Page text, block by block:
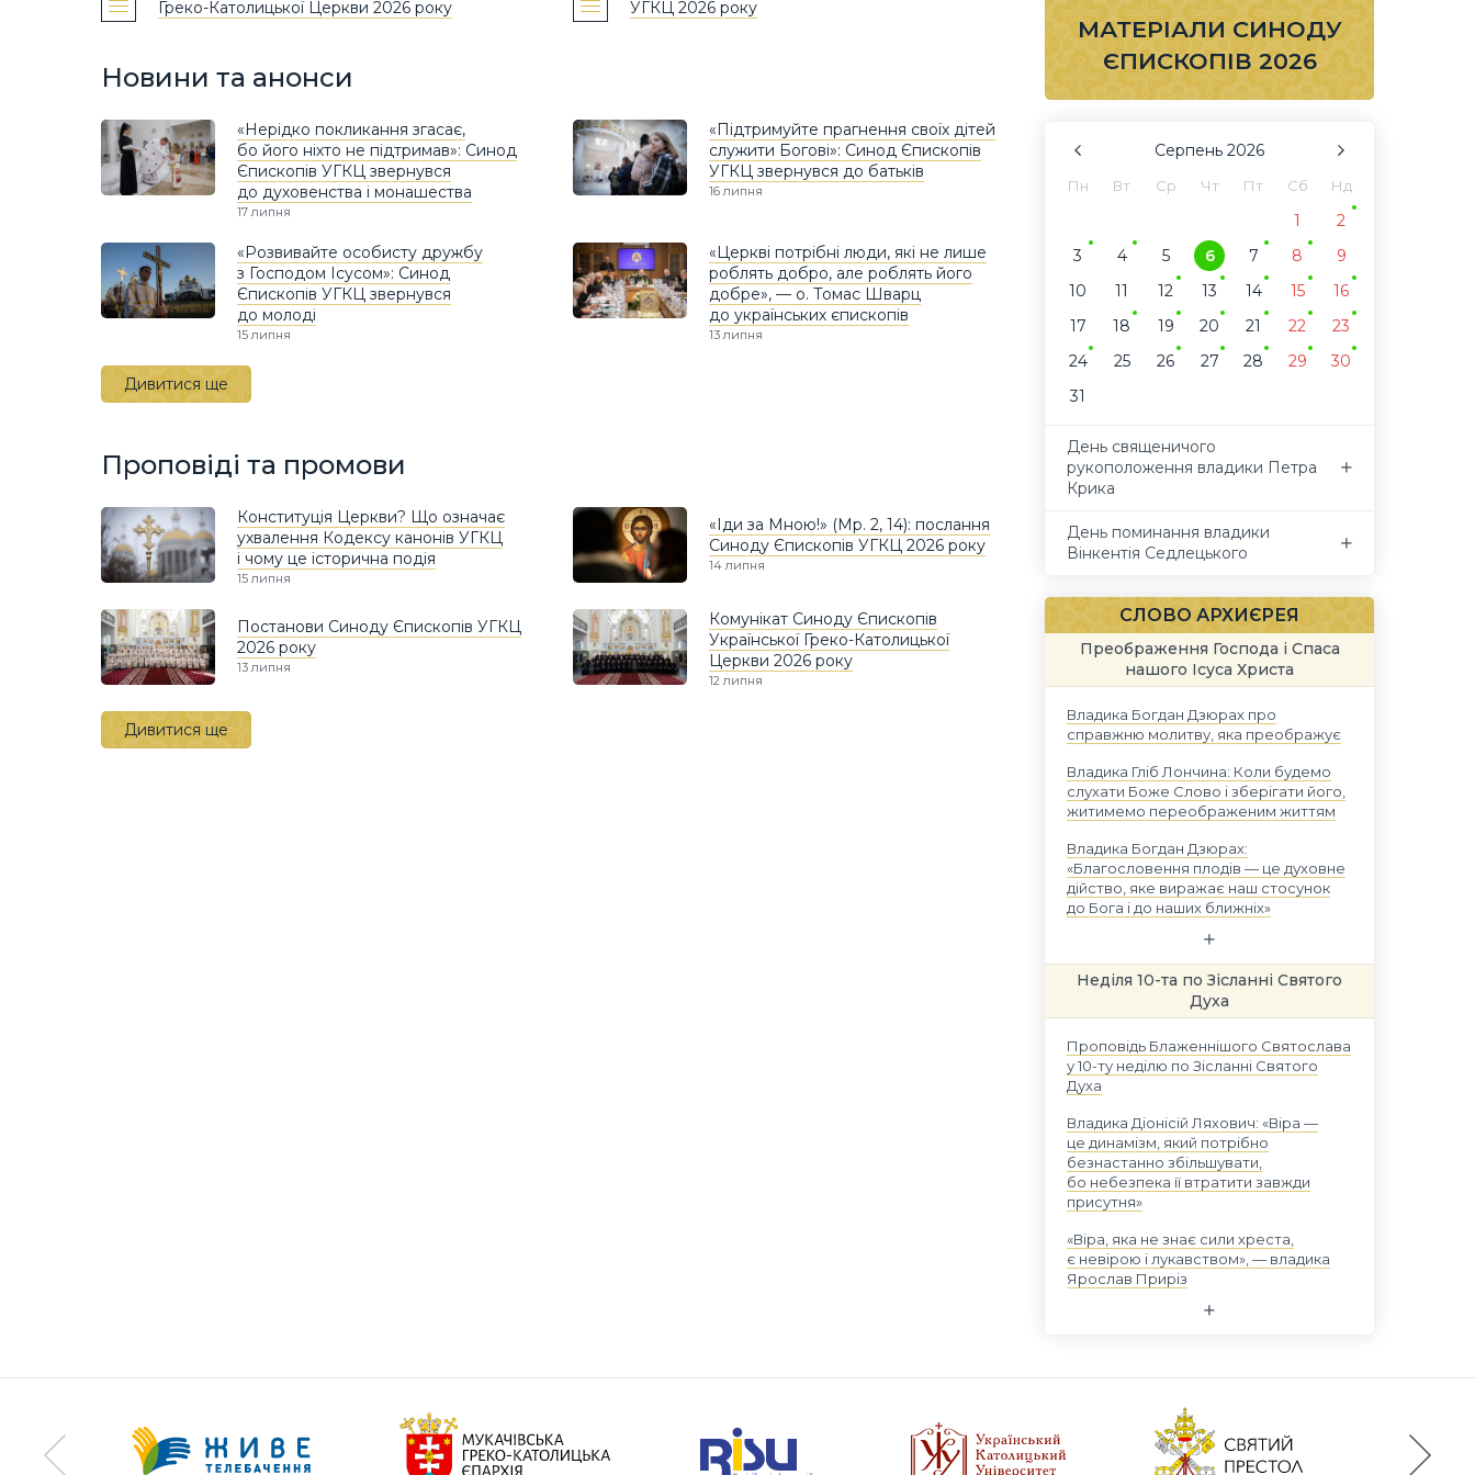
Греко-Католицької Церкви 2026 року
УГКЦ 2026 року
Новини та анонси
«Нерідко покликання згасає,
бо його ніхто не підтримав»: Синод
Єпископів УГКЦ звернувся
до духовенства і монашества
17 липня
«Підтримуйте прагнення своїх дітей
служити Богові»: Синод Єпископів
УГКЦ звернувся до батьків
16 липня
«Розвивайте особисту дружбу
з Господом Ісусом»: Синод
Єпископів УГКЦ звернувся
до молоді
15 липня
«Церкві потрібні люди, які не лише
роблять добро, але роблять його
добре», — о. Томас Шварц
до українських єпископів
13 липня
Дивитися ще
Проповіді та промови
Конституція Церкви? Що означає
ухвалення Кодексу канонів УГКЦ
і чому це історична подія
15 липня
«Іди за Мною!» (Мр. 2, 14): послання
Синоду Єпископів УГКЦ 2026 року
14 липня
Постанови Синоду Єпископів УГКЦ
2026 року
13 липня
Комунікат Синоду Єпископів
Української Греко-Католицької
Церкви 2026 року
12 липня
Дивитися ще
МАТЕРІАЛИ СИНОДУ
ЄПИСКОПІВ 2026
Серпень 2026
Пн Вт Ср Чт Пт Сб Нд
1
2
3
4 5 6 7 8
9
10
11 12 13 14 15
16
17
18 19 20 21 22
23
24
25 26 27 28 29
30
31
День священичого
рукоположення владики Петра
Крика
День поминання владики
Вінкентія Седлецького
СЛОВО АРХИЄРЕЯ
Преображення Господа і Спаса
нашого Ісуса Христа
Владика Богдан Дзюрах про
справжню молитву, яка преображує
Владика Гліб Лончина: Коли будемо
слухати Боже Слово і зберігати його,
житимемо переображеним життям
Владика Богдан Дзюрах:
«Благословення плодів — це духовне
дійство, яке виражає наш стосунок
до Бога і до наших ближніх»
Неділя 10-та по Зісланні Святого
Духа
Проповідь Блаженнішого Святослава
у 10-ту неділю по Зісланні Святого
Духа
Владика Діонісій Ляхович: «Віра —
це динамізм, який потрібно
безнастанно збільшувати,
бо небезпека її втратити завжди
присутня»
«Віра, яка не знає сили хреста,
є невірою і лукавством», — владика
Ярослав Приріз